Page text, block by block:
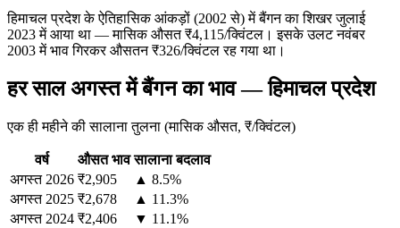
हिमाचल प्रदेश के ऐतिहासिक आंकड़ों (2002 से) में बैंगन का शिखर जुलाई
2023 में आया था — मासिक औसत ₹4,115/क्विंटल। इसके उलट नवंबर
2003 में भाव गिरकर औसतन ₹326/क्विंटल रह गया था।
हर साल अगस्त में बैंगन का भाव — हिमाचल प्रदेश
एक ही महीने की सालाना तुलना (मासिक औसत, ₹/क्विंटल)
वर्ष औसत भाव सालाना बदलाव
अगस्त 2026 ₹2,905
▲ 8.5%
अगस्त 2025 ₹2,678
▲ 11.3%
अगस्त 2024 ₹2,406
▼ 11.1%